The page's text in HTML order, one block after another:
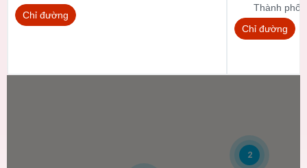
Chỉ đường
Thành phố
Chỉ đường
2